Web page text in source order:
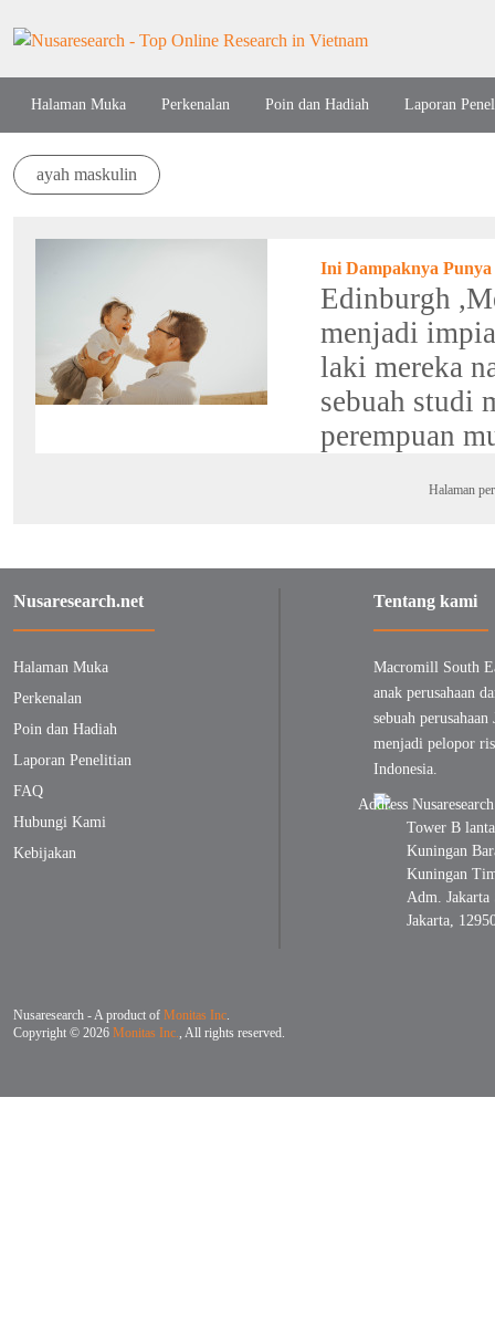
Halaman Muka Perkenalan Poin dan Hadiah Laporan
ayah maskulin
Ini Dampaknya
Edinburgh
menjadi
laki mereka
sebuah studi
perempuan
Halaman
Nusaresearch.net
Halaman Muka
Perkenalan
Poin dan Hadiah
Laporan Penelitian
FAQ
Hubungi Kami
Kebijakan
Tentang kami
Macromill South
anak perusahaan
sebuah perusahaan
menjadi pelopor
Indonesia.
Tower B
Kuningan
Kuningan
Adm.
Jakarta,
Nusaresearch - A product of Monitas Inc.
Copyright © 2026 Monitas Inc., All rights reserved.